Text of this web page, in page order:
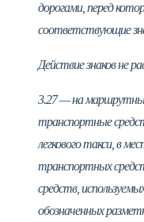
дорогами, перед
соответствующие
Действие знаков не
3.27 — на
транспортные
легкового такси, в
транспортных
средств,
обозначенных